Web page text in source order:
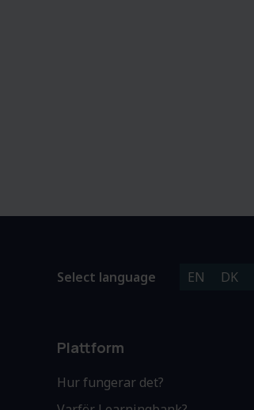
Select language EN DK
Plattform
Hur fungerar det?